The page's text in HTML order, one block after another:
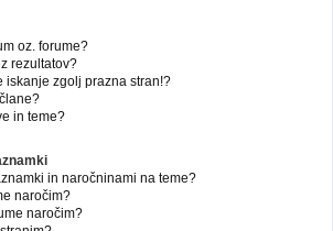
oz. forume?
rezultatov?
iskanje zgolj prazna stran!?
in teme?
in naročninami na teme?
naročim?
naročim?